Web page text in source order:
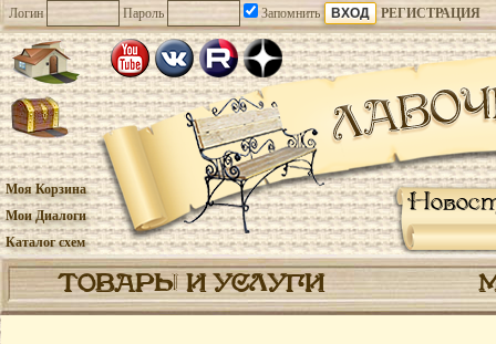
Логин Пароль Запомнить РЕГИСТРАЦИЯ
Моя Корзина
Мои Диалоги
Каталог схем
ТОВАРЫ И УСЛУГИ